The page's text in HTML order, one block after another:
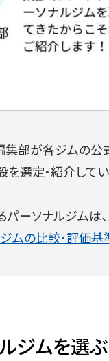
集部が各ジムの
選定・紹介して
ーソナルジムは
ムの比較・評価基
ジムを選